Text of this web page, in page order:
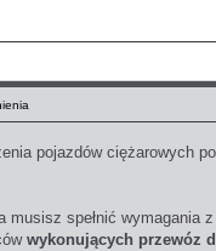
pojazdów ciężarowych
musisz spełnić wymagania
wykonujących przewóz